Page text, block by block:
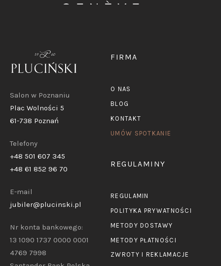
Salon w Poznaniu
Plac Wolności 5
61-738 Poznań
Telefony
+48 501 607 345
+48 61 852 96 70
E-mail
jubiler@plucinski.pl
Nr konta bankowego:
13 1090 1737 0000 0001
4769 7998
FIRMA
O NAS
BLOG
KONTAKT
UMÓW SPOTKANIE
REGULAMINY
REGULAMIN
POLITYKA PRYWATNOŚCI
METODY DOSTAWY
METODY PŁATNOŚCI
ZWROTY I REKLAMACJE